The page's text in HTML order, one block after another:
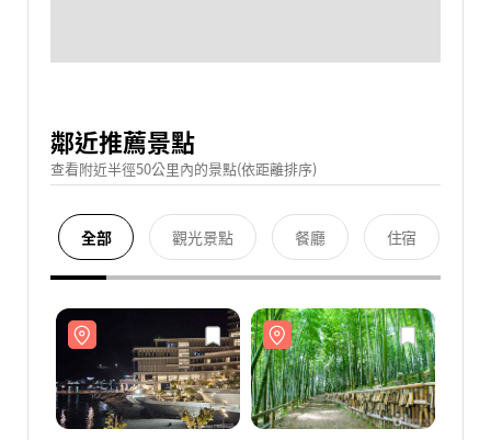
鄰近推薦景點
查看附近半徑50公里內的景點(依距離排序)
全部 觀光景點 餐廳 住宿